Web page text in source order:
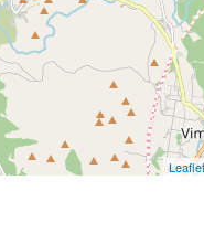
Leaflet